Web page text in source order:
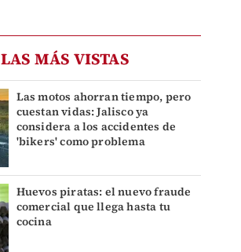
LAS MÁS VISTAS
Las motos ahorran tiempo, pero
cuestan vidas: Jalisco ya
considera a los accidentes de
'bikers' como problema
Huevos piratas: el nuevo fraude
comercial que llega hasta tu
cocina